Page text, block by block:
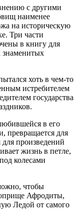
с другими
наименее
на историческую
Три части
в книгу для
знаменитых
хоть в чем-то
истребителем
государства
в его
превращается для
произведений
жизнь в петле,
колесами
чтобы
Афродиты,
Ледой от самого